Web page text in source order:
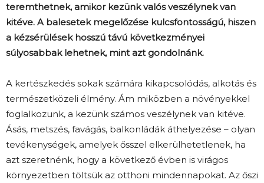
teremthetnek, amikor kezünk valós veszélynek van
kitéve. A balesetek megelőzése kulcsfontosságú, hiszen
a kézsérülések hosszú távú következményei
súlyosabbak lehetnek, mint azt gondolnánk.
A kertészkedés sokak számára kikapcsolódás, alkotás és
természetközeli élmény. Ám miközben a növényekkel
foglalkozunk, a kezünk számos veszélynek van kitéve.
Ásás, metszés, favágás, balkonládák áthelyezése – olyan
tevékenységek, amelyek ősszel elkerülhetetlenek, ha
azt szeretnénk, hogy a következő évben is virágos
környezetben töltsük az otthoni mindennapokat. Az őszi